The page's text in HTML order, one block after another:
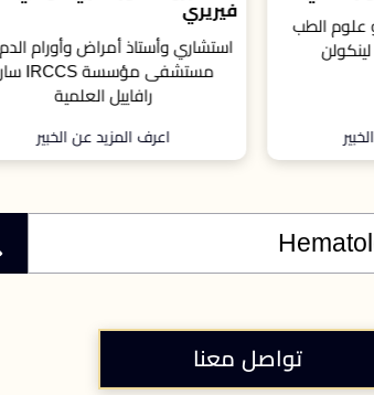
الدم في
St Thomas’ NHS Foundation
Trust بالمملكة المتحدة.
اعرف المزيد عن الخبير
تواصل معنا